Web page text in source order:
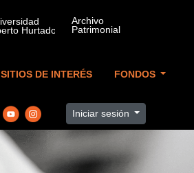
SITIOS DE INTERÉS FONDOS
Iniciar sesión